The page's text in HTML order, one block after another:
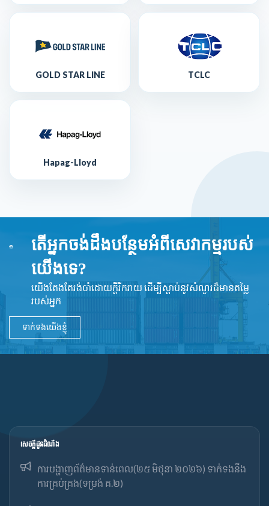
GOLD STAR LINE TCLC
Hapag-Lloyd
តើអ្នកចង់ដឹងបន្ថែមអំពីសេវាកម្មរបស់
យើងទេ?
យើងតែងតែរង់ចាំដោយក្ដីរីករាយ ដើម្បីស្តាប់នូវ​សំណួរដ៏​មានតម្លៃ
របស់អ្នក
ទាក់ទងយើងខ្ញុំ
សេចក្ដីជូនដំណឹង
ការបង្ហាញព័ត៌មានទាន់ពេល(២៥ មិថុនា ២០២៦) ទាក់ទងនឹង
ការគ្រប់គ្រង(ទម្រង់ គ.២)